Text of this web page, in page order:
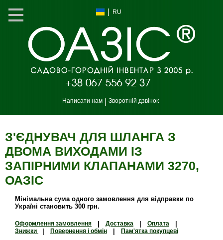
RU
Написати нам Зворотній дзвінок
З'ЄДНУВАЧ ДЛЯ ШЛАНГА З
ДВОМА ВИХОДАМИ ІЗ
ЗАПІРНИМИ КЛАПАНАМИ 3270,
ОАЗIС
Мінімальна сума одного замовлення для відправки по
Україні становить 300 грн.
Оформлення замовлення Доставка Оплата
Знижки Повернення і обмін Пам'ятка покупцеві